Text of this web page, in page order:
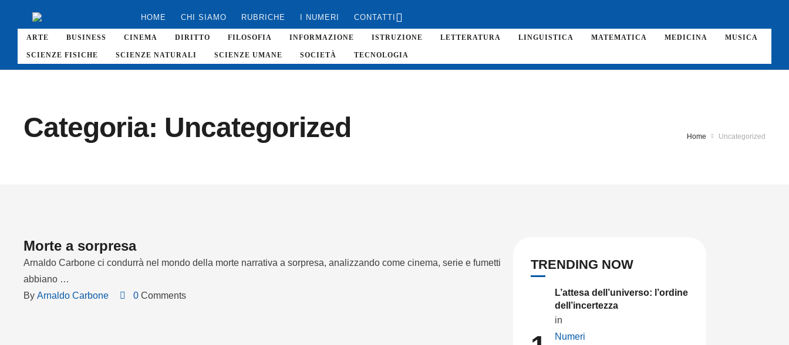
HOME CHI SIAMO RUBRICHE I NUMERI CONTATTI
ARTE BUSINESS CINEMA DIRITTO FILOSOFIA INFORMAZIONE ISTRUZIONE LETTERATURA LINGUISTICA MATEMATICA MEDICINA MUSICA
SCIENZE FISICHE SCIENZE NATURALI SCIENZE UMANE SOCIETÀ TECNOLOGIA
Categoria: Uncategorized Home Uncategorized
Morte a sorpresa
Arnaldo Carbone ci condurrà nel mondo della morte narrativa a sorpresa, analizzando come cinema, serie e fumetti
abbiano …
By Arnaldo Carbone 0 Comments
TRENDING NOW
L’attesa dell’universo: l’ordine
dell’incertezza
in
Numeri